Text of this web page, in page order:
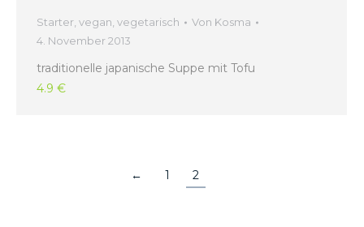
Starter vegan vegetarisch Von Kosma
4. November 2013
traditionelle japanische Suppe mit Tofu
4.9 €
← 1 2